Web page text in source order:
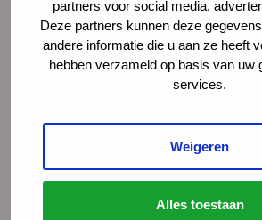
partners voor social media,
Deze partners kunnen deze
andere informatie die u aan ze heeft
hebben verzameld op basis van uw
services.
Weigeren
Alles toestaan
Interventies in de
jeugdgezondheidszorg en